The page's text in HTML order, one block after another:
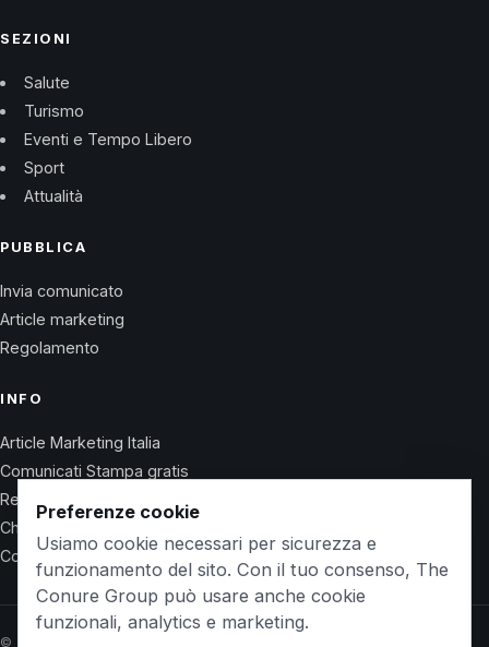
SEZIONI
Salute
Turismo
Eventi e Tempo Libero
Sport
Attualità
PUBBLICA
Invia comunicato
Article marketing
Regolamento
INFO
Article Marketing Italia
Comunicati Stampa gratis
Regolamento
Chi Siamo
Contatti
© 2026 Wet Life News · The Conure Group
Preferenze cookie
Usiamo cookie necessari per sicurezza e
funzionamento del sito. Con il tuo consenso, The
Conure Group può usare anche cookie
funzionali, analytics e marketing.